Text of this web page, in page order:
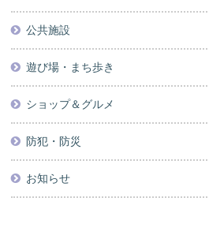
公共施設
遊び場・まち歩き
ショップ＆グルメ
防犯・防災
お知らせ